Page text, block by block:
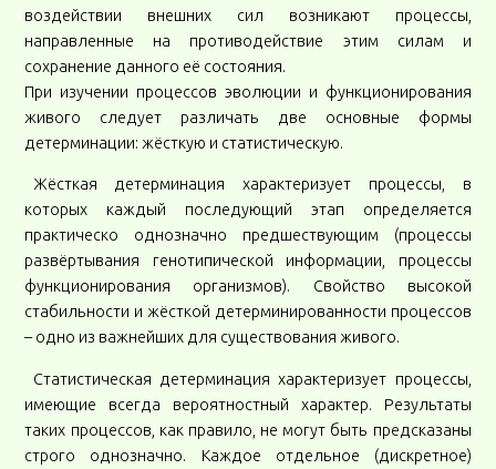
воздействии внешних сил возникают процессы,
направленные на противодействие этим силам и
сохранение данного её состояния.
При изучении процессов эволюции и функционирования
живого следует различать две основные формы
детерминации: жёсткую и статистическую.
Жёсткая детерминация характеризует процессы, в
которых каждый последующий этап определяется
практическо однозначно предшествующим (процессы
развёртывания генотипической информации, процессы
функционирования организмов). Свойство высокой
стабильности и жёсткой детерминированности процессов
– одно из важнейших для существования живого.
Статистическая детерминация характеризует процессы,
имеющие всегда вероятностный характер. Результаты
таких процессов, как правило, не могут быть предсказаны
строго однозначно. Каждое отдельное (дискретное)